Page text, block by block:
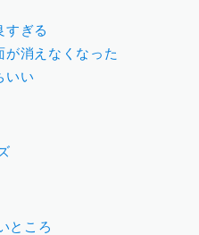
すぎる
が消えなくなった
いい
ところ